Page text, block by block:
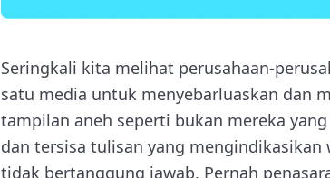
Seringkali kita melihat perusahaan-
satu media untuk menyebarluaskan dan
tampilan aneh seperti bukan mereka
dan tersisa tulisan yang
tidak bertanggung jawab. Pernah